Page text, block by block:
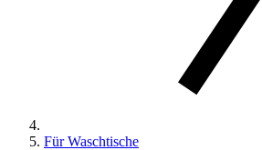
Für Waschtische